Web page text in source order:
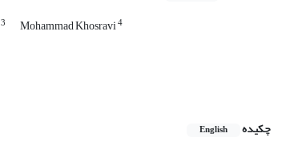
3 Mohammad Khosravi4
چکیده
English